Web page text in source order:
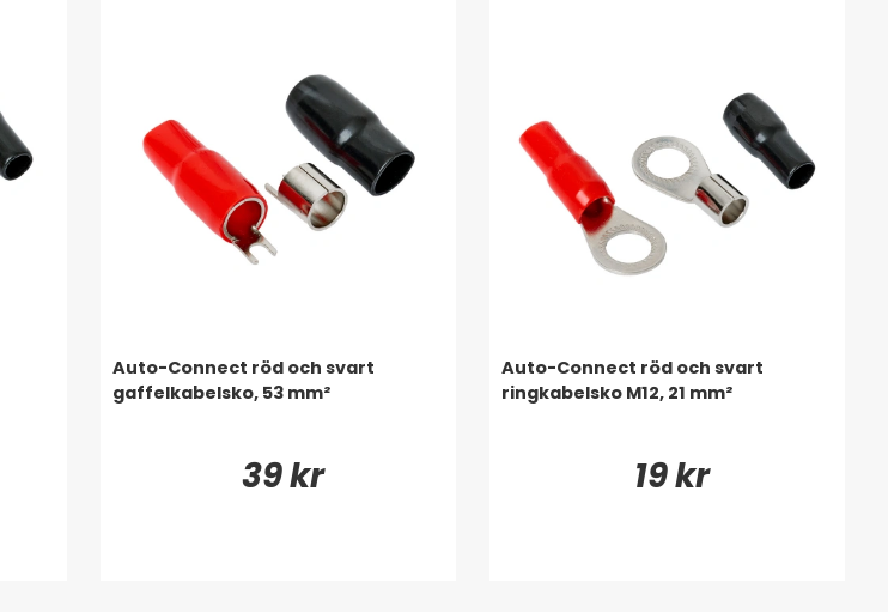
Auto-Connect röd och svart
gaffelkabelsko, 53 mm²
39 kr
Auto-Connect röd och svart
ringkabelsko M12, 21 mm²
19 kr